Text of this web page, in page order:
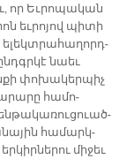
որ Եւ­րո­պա­կան
եւ­րո­յով պի­տի
նաեւ
փո­խա­կեր­պիչ
հա­մո­
են­թա­կա­ռու­ցուած­
հա­մարկ­
մի­ջեւ